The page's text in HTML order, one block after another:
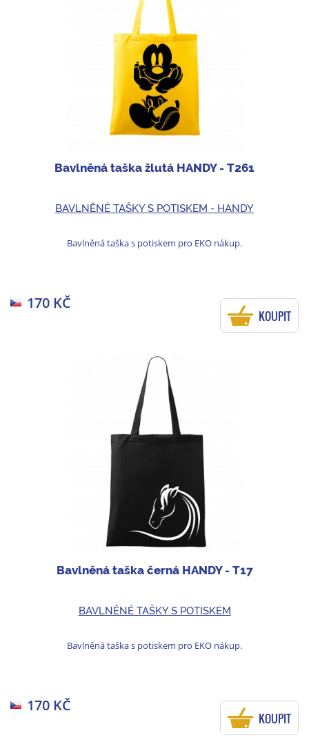
Bavlněná taška žlutá HANDY - T261
BAVLNĚNÉ TAŠKY S POTISKEM - HANDY
Bavlněná taška s potiskem pro EKO nákup.
170 KČ
KOUPIT
Bavlněná taška černá HANDY - T17
BAVLNĚNÉ TAŠKY S POTISKEM
Bavlněná taška s potiskem pro EKO nákup.
170 KČ
KOUPIT